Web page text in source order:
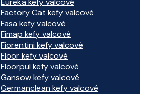
Factory Cat kefy valcové
Fasa kefy valcové
Fimap kefy valcové
Fiorentini kefy valcové
Floor kefy valcové
Floorpul kefy valcové
Gansow kefy valcové
Germanclean kefy valcové